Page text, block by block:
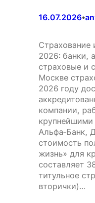
16.07.2026•
Страхование
2026: банки,
страховые и
Москве
2026 году
компании,
Альфа‑Банк,
стоимость
жизнь» для
составляет
титульное
вторички)…